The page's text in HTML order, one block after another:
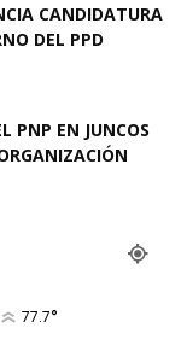
CANDIDATURA
DEL PPD
PNP EN JUNCOS
77.7°